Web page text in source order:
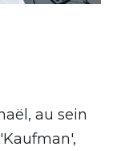
au sein